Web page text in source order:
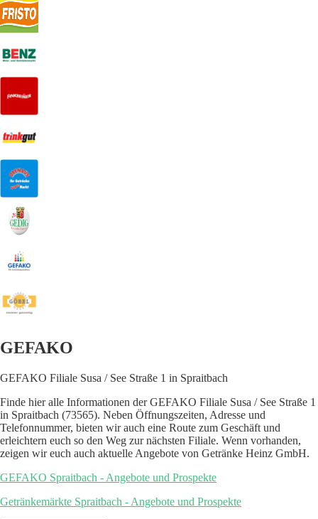
GEFAKO
GEFAKO Filiale Susa / See Straße 1 in Spraitbach
Finde hier alle Informationen der GEFAKO Filiale Susa / See Straße 1
in Spraitbach (73565). Neben Öffnungszeiten, Adresse und
Telefonnummer, bieten wir auch eine Route zum Geschäft und
erleichtern euch so den Weg zur nächsten Filiale. Wenn vorhanden,
zeigen wir euch auch aktuelle Angebote von Getränke Heinz GmbH.
GEFAKO Spraitbach - Angebote und Prospekte
Getränkemärkte Spraitbach - Angebote und Prospekte